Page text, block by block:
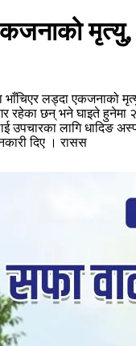
लड्दा एकजनाको
रहेका छन् भने घाइते हुनेमा
लागि धादिङ
दिए । रासस